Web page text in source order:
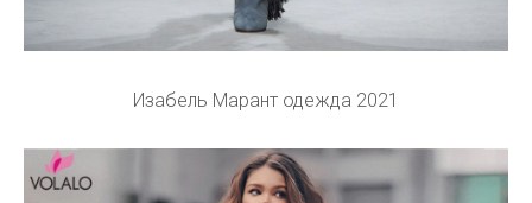
Изабель Марант одежда 2021